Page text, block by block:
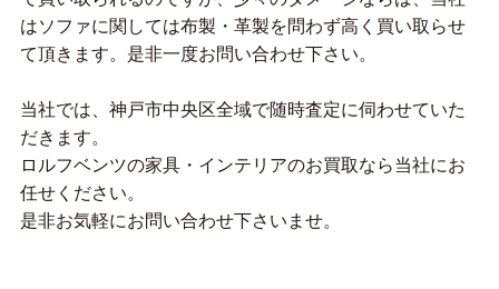
はソファに関しては布製・革製を問わず高く買い取らせ
て頂きます。是非一度お問い合わせ下さい。
当社では、神戸市中央区全域で随時査定に伺わせていた
だきます。
ロルフベンツの家具・インテリアのお買取なら当社にお
任せください。
是非お気軽にお問い合わせ下さいませ。